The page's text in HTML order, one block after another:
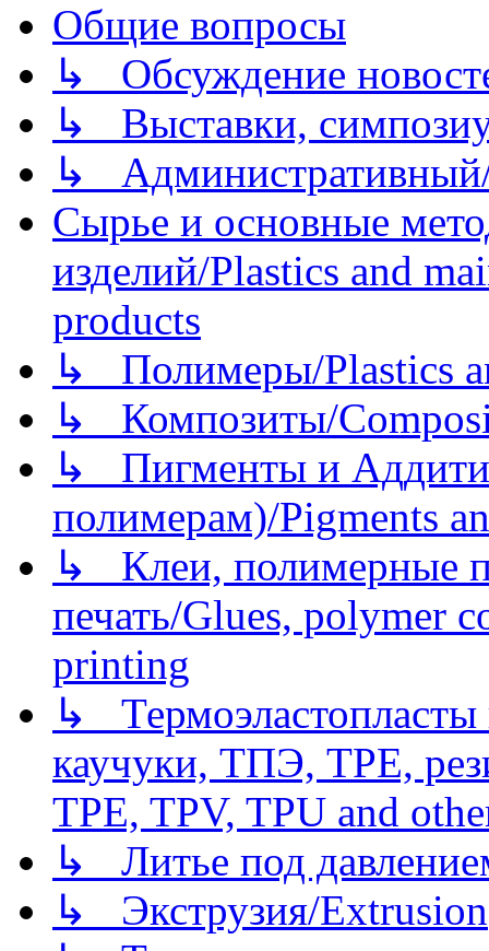
Общие вопросы
↳ Обсуждение
↳ Выставки,
↳
Сырье и основные
изделий/Plastics and
products
↳ Полимеры/Plastics
↳ Композиты/
↳ Пигменты и
полимерам)/Pigments
↳ Клеи, полимерные
печать/Glues, polymer
printing
↳
каучуки, ТПЭ, TPE,
TPE, TPV, TPU and
↳ Литье под
↳ Экструзия/Extrusion